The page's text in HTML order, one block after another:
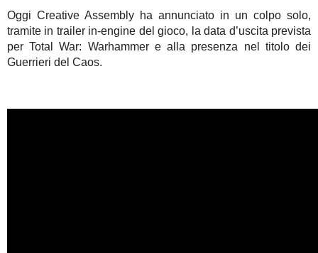
Oggi Creative Assembly ha annunciato in un colpo solo,
tramite in trailer in-engine del gioco, la data d’uscita prevista
per Total War: Warhammer e alla presenza nel titolo dei
Guerrieri del Caos.